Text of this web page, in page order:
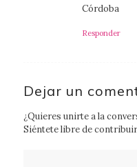
Córdoba
Responder
Dejar un
¿Quieres unirte a la
Siéntete libre de